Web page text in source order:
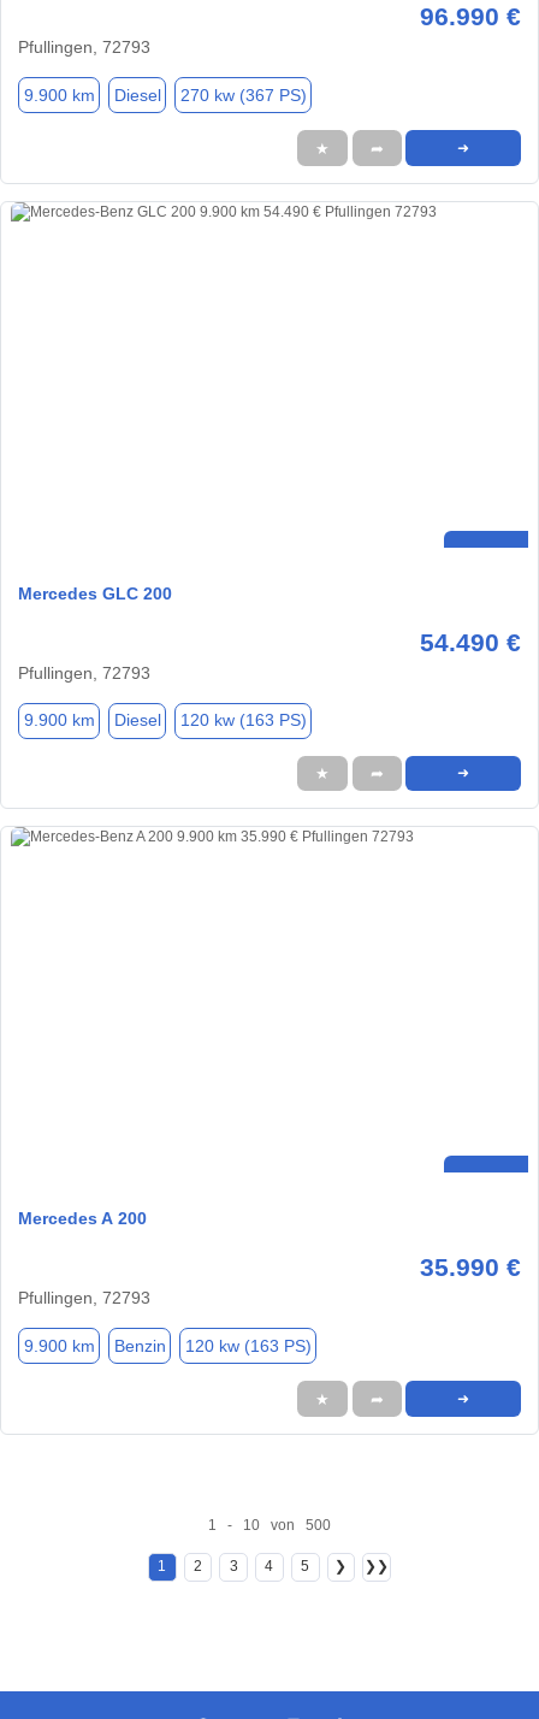
96.990 €
Pfullingen, 72793
9.900 km Diesel 270 kw (367 PS)
★ ➦ ➜
Mercedes GLC 200
54.490 €
Pfullingen, 72793
9.900 km Diesel 120 kw (163 PS)
★ ➦ ➜
Mercedes A 200
35.990 €
Pfullingen, 72793
9.900 km Benzin 120 kw (163 PS)
★ ➦ ➜
1 - 10 von 500
1 2 3 4 5 ❯ ❯❯